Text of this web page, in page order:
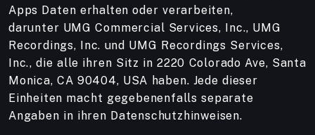
Apps Daten erhalten oder verarbeiten,
darunter UMG Commercial Services, Inc., UMG
Recordings, Inc. und UMG Recordings Services,
Inc., die alle ihren Sitz in 2220 Colorado Ave, Santa
Monica, CA 90404, USA haben. Jede dieser
Einheiten macht gegebenenfalls separate
Angaben in ihren Datenschutzhinweisen.